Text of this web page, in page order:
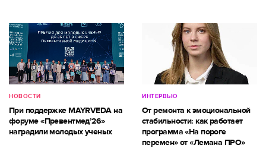
НОВОСТИ
При поддержке MAYRVEDA на
форуме «Превентмед’26»
наградили молодых ученых
ИНТЕРВЬЮ
От ремонта к эмоциональной
стабильности: как работает
программа «На пороге
перемен» от «Лемана ПРО»